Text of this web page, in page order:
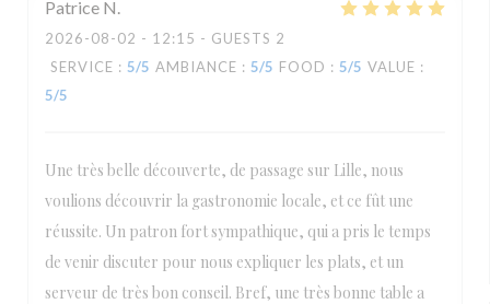
Patrice N
2026-08-02 - 12:15 - GUESTS 2
SERVICE : 5/5 AMBIANCE : 5/5 FOOD : 5/5 VALUE :
5/5
Une très belle découverte, de passage sur Lille, nous
voulions découvrir la gastronomie locale, et ce fût une
réussite. Un patron fort sympathique, qui a pris le temps
de venir discuter pour nous expliquer les plats, et un
serveur de très bon conseil. Bref, une très bonne table a